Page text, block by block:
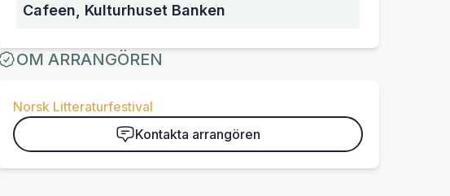
Cafeen, Kulturhuset Banken
OM ARRANGÖREN
Norsk Litteraturfestival
Kontakta arrangören